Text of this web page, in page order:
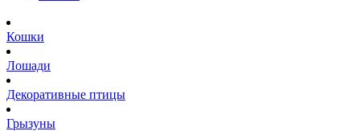
Кошки
Лошади
Декоративные птицы
Грызуны